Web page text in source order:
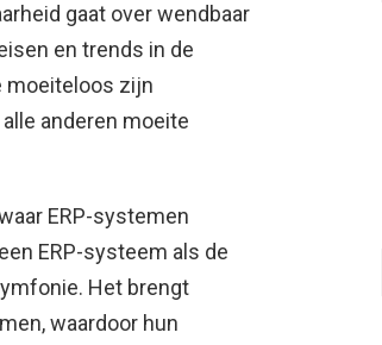
gaat over wendbaar
en trends in de
moeiteloos zijn
anderen moeite
ERP-systemen
ERP-systeem als de
Het brengt
waardoor hun